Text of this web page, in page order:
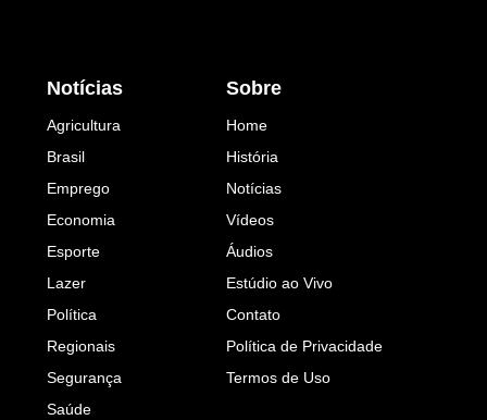
Notícias
Agricultura
Brasil
Emprego
Economia
Esporte
Lazer
Política
Regionais
Segurança
Saúde
Sobre
Home
História
Notícias
Vídeos
Áudios
Estúdio ao Vivo
Contato
Política de Privacidade
Termos de Uso